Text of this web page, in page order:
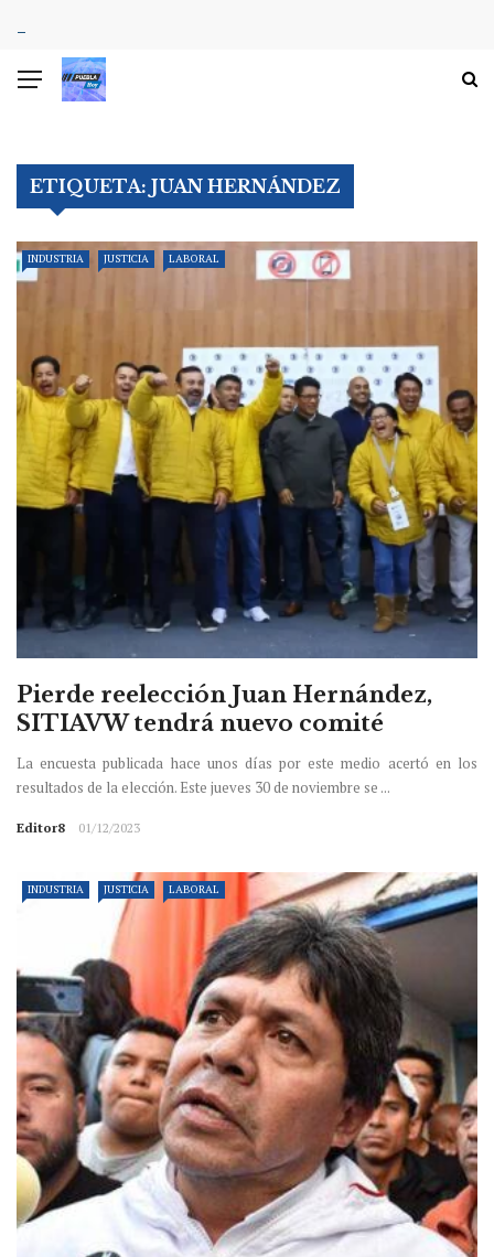
ETIQUETA: JUAN HERNÁNDEZ
INDUSTRIA JUSTICIA LABORAL
Pierde reelección Juan Hernández,
SITIAVW tendrá nuevo comité
La encuesta publicada hace unos días por este medio acertó en los
resultados de la elección. Este jueves 30 de noviembre se ...
Editor8 01/12/2023
INDUSTRIA JUSTICIA LABORAL